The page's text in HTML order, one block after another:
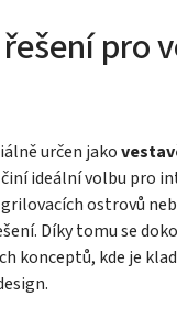
pro
určen jako
ideální volbu pro
ostrovů
Díky tomu se
konceptů, kde je